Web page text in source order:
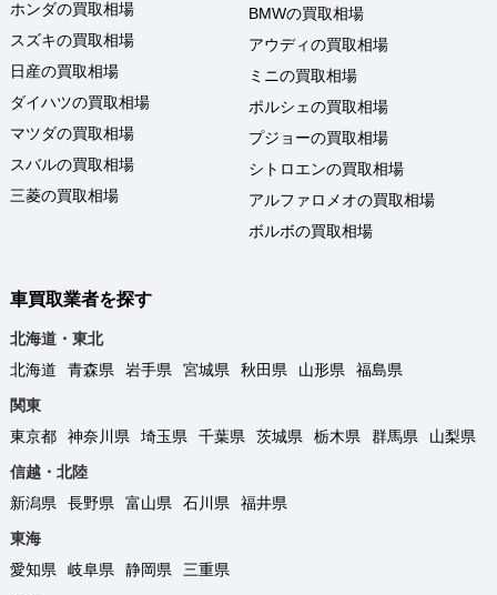
ホンダの買取相場
スズキの買取相場
日産の買取相場
ダイハツの買取相場
マツダの買取相場
スバルの買取相場
三菱の買取相場
BMWの買取相場
アウディの買取相場
ミニの買取相場
ポルシェの買取相場
プジョーの買取相場
シトロエンの買取相場
アルファロメオの買取相場
ボルボの買取相場
車買取業者を探す
北海道・東北
北海道
青森県 岩手県 宮城県 秋田県 山形県
福島県
関東
東京都
神奈川県 埼玉県 千葉県 茨城県 栃木県 群馬県
山梨県
信越・北陸
新潟県
長野県 富山県 石川県
福井県
東海
愛知県
岐阜県 静岡県
三重県